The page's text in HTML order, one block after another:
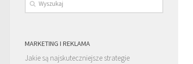
MARKETING I REKLAMA
Jakie są najskuteczniejsze strategie